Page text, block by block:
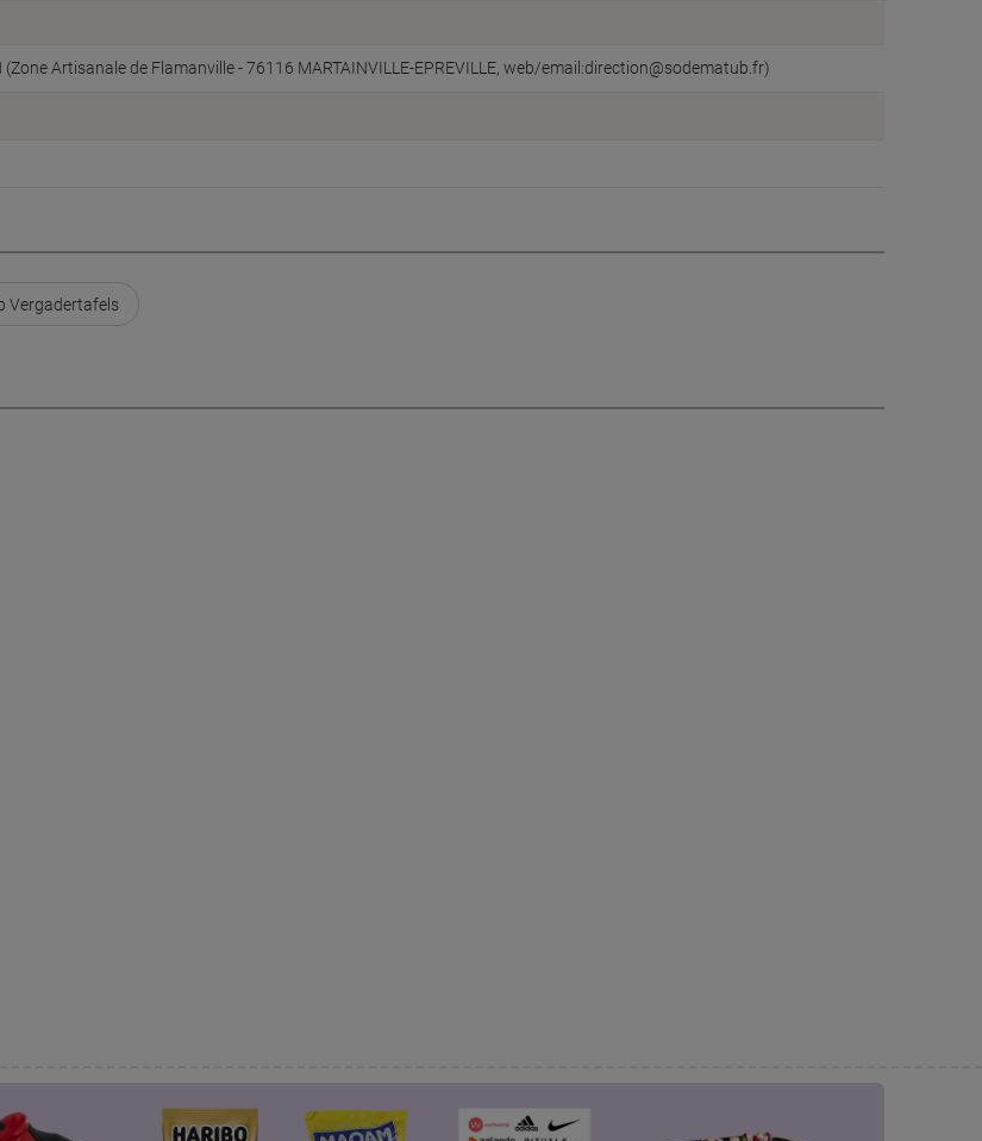
(Zone Artisanale de Flamanville - 76116 MARTAINVILLE-EPREVILLE, web/email:direction@sodematub.fr)
Vergadertafels